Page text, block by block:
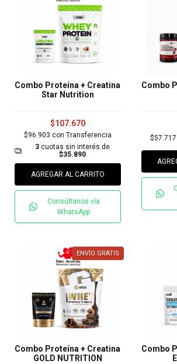
Combo Proteína + Creatina
Star Nutrition
$107.670
$96.903 con Transferencia
3 cuotas sin interés de
$35.890
AGREGAR AL CARRITO
Consúltanos vía
WhatsApp
Combo
ENVÍO GRATIS
Combo Proteína + Creatina
GOLD NUTRITION
Combo